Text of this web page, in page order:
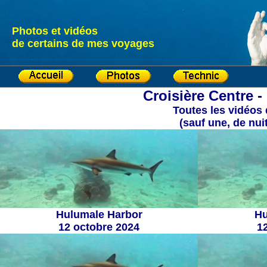
Photos et vidéos
de certains de mes voyages
Croisière Centre
Toutes les vidéos
(sauf une, de
Hulumale Harbor
12 octobre 2024